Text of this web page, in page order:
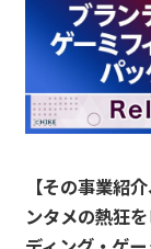
【その事業紹
ンタメの熱狂